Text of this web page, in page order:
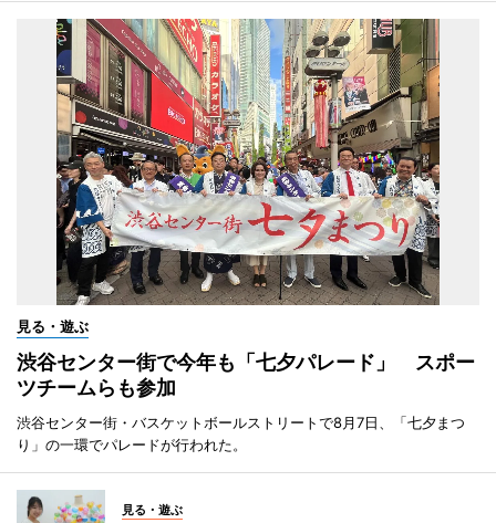
見る・遊ぶ
渋谷センター街で今年も「七夕パレード」 スポー
ツチームらも参加
渋谷センター街・バスケットボールストリートで8月7日、「七夕まつ
り」の一環でパレードが行われた。
見る・遊ぶ